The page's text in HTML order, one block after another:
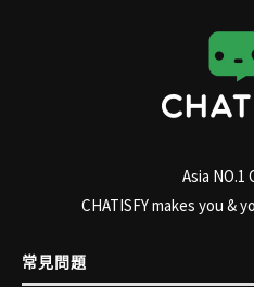
Asia NO.1
CHATISFY makes you &
常見問題